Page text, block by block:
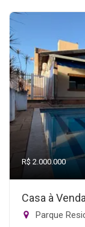
R$ 2.000.000
Casa à
Parque